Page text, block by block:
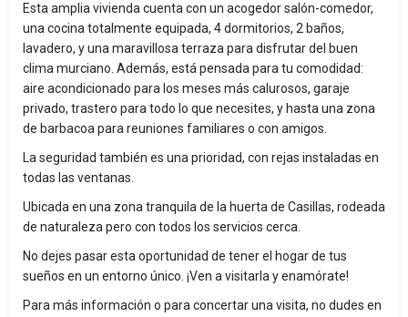
Esta amplia vivienda cuenta con un acogedor salón-comedor,
una cocina totalmente equipada, 4 dormitorios, 2 baños,
lavadero, y una maravillosa terraza para disfrutar del buen
clima murciano. Además, está pensada para tu comodidad:
aire acondicionado para los meses más calurosos, garaje
privado, trastero para todo lo que necesites, y hasta una zona
de barbacoa para reuniones familiares o con amigos.
La seguridad también es una prioridad, con rejas instaladas en
todas las ventanas.
Ubicada en una zona tranquila de la huerta de Casillas, rodeada
de naturaleza pero con todos los servicios cerca.
No dejes pasar esta oportunidad de tener el hogar de tus
sueños en un entorno único. ¡Ven a visitarla y enamórate!
Para más información o para concertar una visita, no dudes en